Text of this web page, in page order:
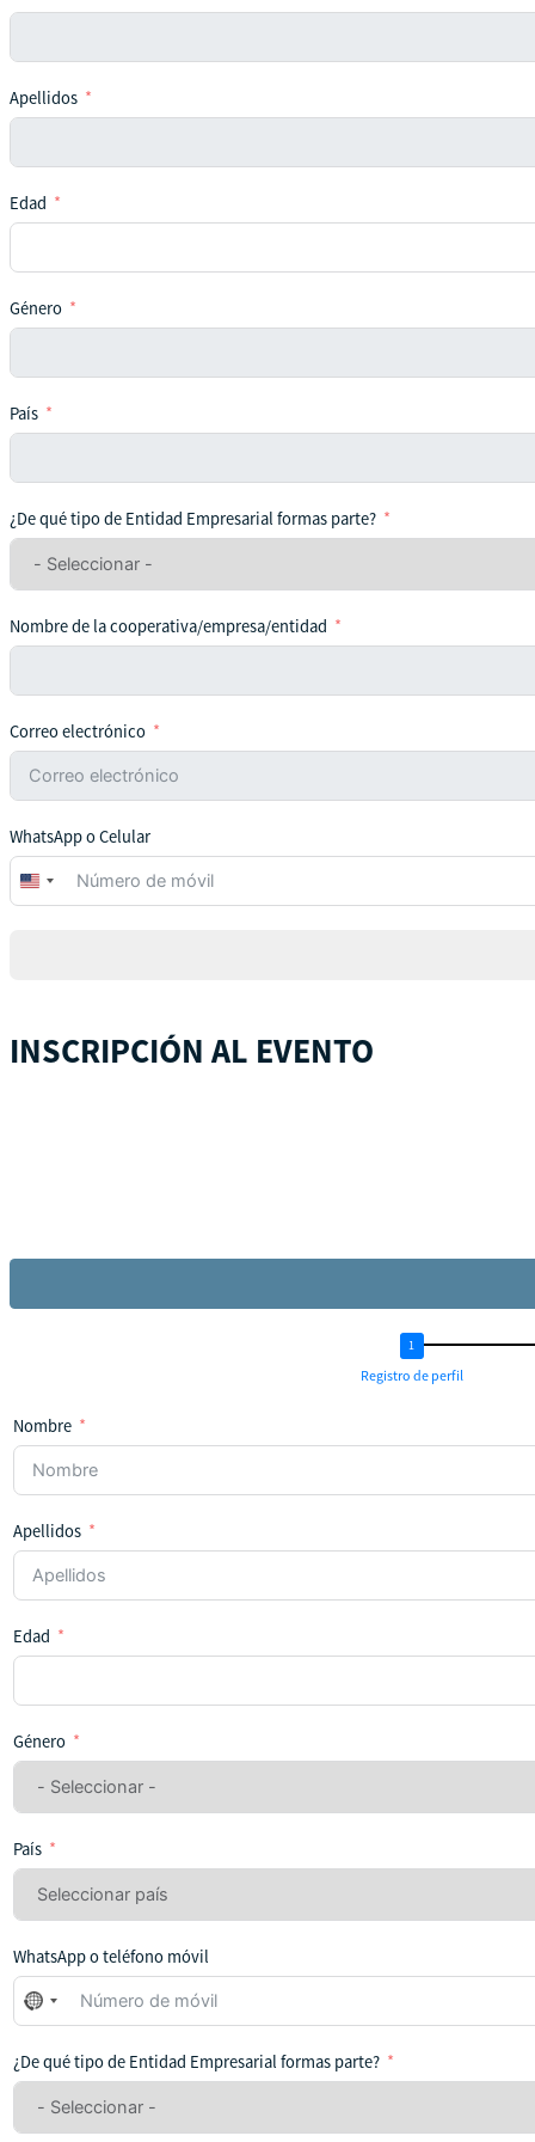
Apellidos
Edad
Género
País
¿De qué tipo de Entidad Empresarial formas parte?
Nombre de la cooperativa/empresa/entidad
Correo electrónico
WhatsApp o Celular
United
States
INSCRIPCIÓN AL EVENTO
Registro de perfil
Nombre
Apellidos
Edad
Género
País
WhatsApp o teléfono móvil
No
se
seleccionado
ningún
¿De qué tipo de Entidad Empresarial formas parte?